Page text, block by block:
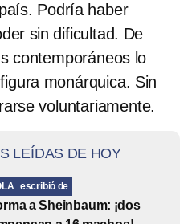
Podría haber
sin dificultad. De
contemporáneos lo
monárquica. Sin
voluntariamente.
LEÍDAS DE HOY
escribió de
a Sheinbaum: ¡dos